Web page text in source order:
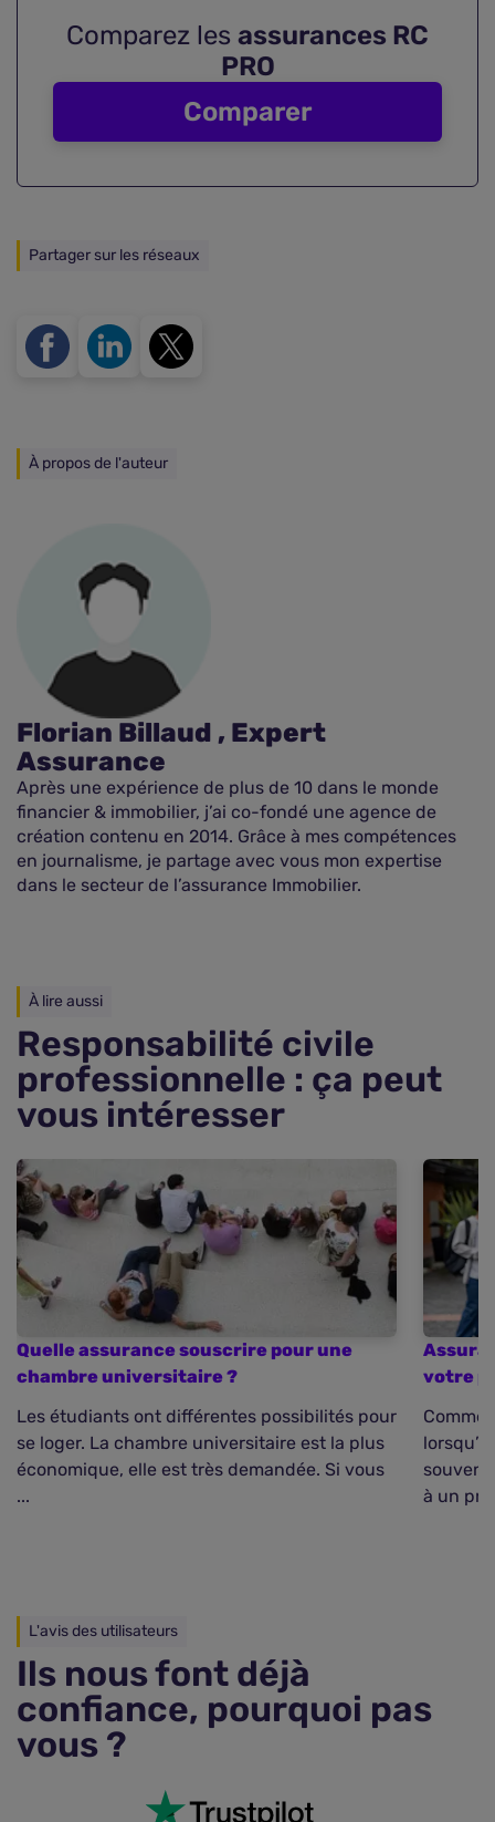
Comparez les assurances RC
PRO
Comparer
Partager sur les réseaux
À propos de l'auteur
Florian Billaud , Expert
Assurance
Après une expérience de plus de 10 dans le monde
financier & immobilier, j’ai co-fondé une agence de
création contenu en 2014. Grâce à mes compétences
en journalisme, je partage avec vous mon expertise
dans le secteur de l’assurance Immobilier.
À lire aussi
Responsabilité civile
professionnelle : ça peut
vous intéresser
Quelle assurance souscrire pour une
chambre universitaire ?
Les étudiants ont différentes possibilités pour
se loger. La chambre universitaire est la plus
économique, elle est très demandée. Si vous
...
votre
souvent
à un
L'avis des utilisateurs
Ils nous font déjà
confiance, pourquoi pas
vous ?